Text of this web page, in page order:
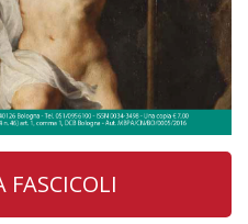
FASCICOLI